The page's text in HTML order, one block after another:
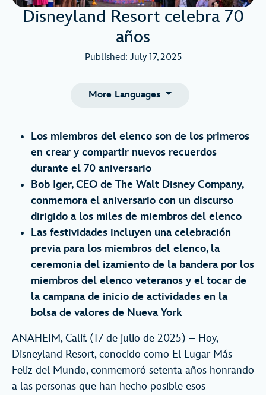
Disneyland Resort celebra 70
años
Published: July 17, 2025
More Languages
Los miembros del elenco son de los primeros
en crear y compartir nuevos recuerdos
durante el 70 aniversario
Bob Iger, CEO de The Walt Disney Company,
conmemora el aniversario con un discurso
dirigido a los miles de miembros del elenco
Las festividades incluyen una celebración
previa para los miembros del elenco, la
ceremonia del izamiento de la bandera por los
miembros del elenco veteranos y el tocar de
la campana de inicio de actividades en la
bolsa de valores de Nueva York
ANAHEIM, Calif. (17 de julio de 2025) – Hoy,
Disneyland Resort, conocido como El Lugar Más
Feliz del Mundo, conmemoró setenta años honrando
a las personas que han hecho posible esos